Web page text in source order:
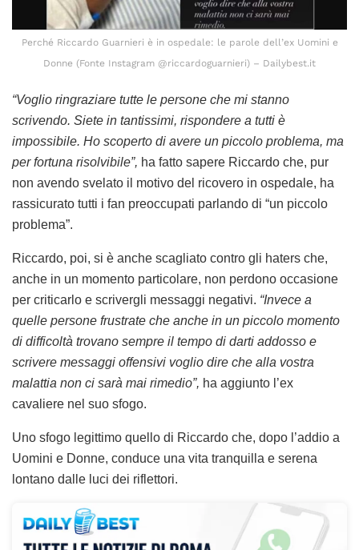
Perché Riccardo Guarnieri è in ospedale: le parole dell’ex Uomini e
Donne (Fonte Instagram @riccardoguarnieri) – Dailybest.it
“Voglio ringraziare tutte le persone che mi stanno
scrivendo. Siete in tantissimi, rispondere a tutti è
impossibile. Ho scoperto di avere un piccolo problema, ma
per fortuna risolvibile”, ha fatto sapere Riccardo che, pur
non avendo svelato il motivo del ricovero in ospedale, ha
rassicurato tutti i fan preoccupati parlando di “un piccolo
problema”.
Riccardo, poi, si è anche scagliato contro gli haters che,
anche in un momento particolare, non perdono occasione
per criticarlo e scrivergli messaggi negativi. “Invece a
quelle persone frustrate che anche in un piccolo momento
di difficoltà trovano sempre il tempo di darti addosso e
scrivere messaggi offensivi voglio dire che alla vostra
malattia non ci sarà mai rimedio”, ha aggiunto l’ex
cavaliere nel suo sfogo.
Uno sfogo legittimo quello di Riccardo che, dopo l’addio a
Uomini e Donne, conduce una vita tranquilla e serena
lontano dalle luci dei riflettori.